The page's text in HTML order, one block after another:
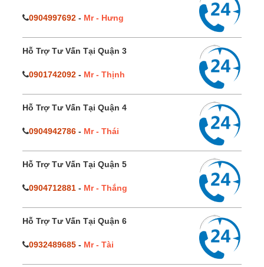
0904997692 - Mr - Hưng
Hỗ Trợ Tư Vấn Tại Quận 3
0901742092 - Mr - Thịnh
Hỗ Trợ Tư Vấn Tại Quận 4
0904942786 - Mr - Thái
Hỗ Trợ Tư Vấn Tại Quận 5
0904712881 - Mr - Thắng
Hỗ Trợ Tư Vấn Tại Quận 6
0932489685 - Mr - Tài